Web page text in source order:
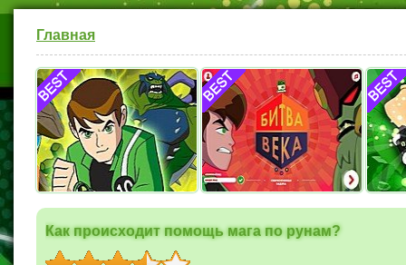
Главная
Как происходит помощь мага по рунам?